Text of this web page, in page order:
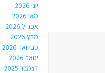
יוני 2026
מאי 2026
אפריל 2026
מרץ 2026
פברואר 2026
ינואר 2026
דצמבר 2025